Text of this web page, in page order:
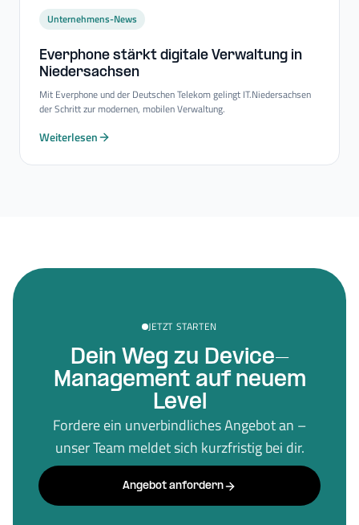
Unternehmens-News
Everphone stärkt digitale Verwaltung in
Niedersachsen
Mit Everphone und der Deutschen Telekom gelingt IT.Niedersachsen
der Schritt zur modernen, mobilen Verwaltung.
Weiterlesen
JETZT STARTEN
Dein Weg zu Device-
Management auf neuem
Level
Fordere ein unverbindliches Angebot an –
unser Team meldet sich kurzfristig bei dir.
Angebot anfordern